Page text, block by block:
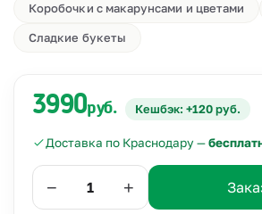
Коробочки с макарунсами и цветами
Сладкие букеты
3990руб. Кешбэк: +120 руб.
Доставка по Краснодару —
− +